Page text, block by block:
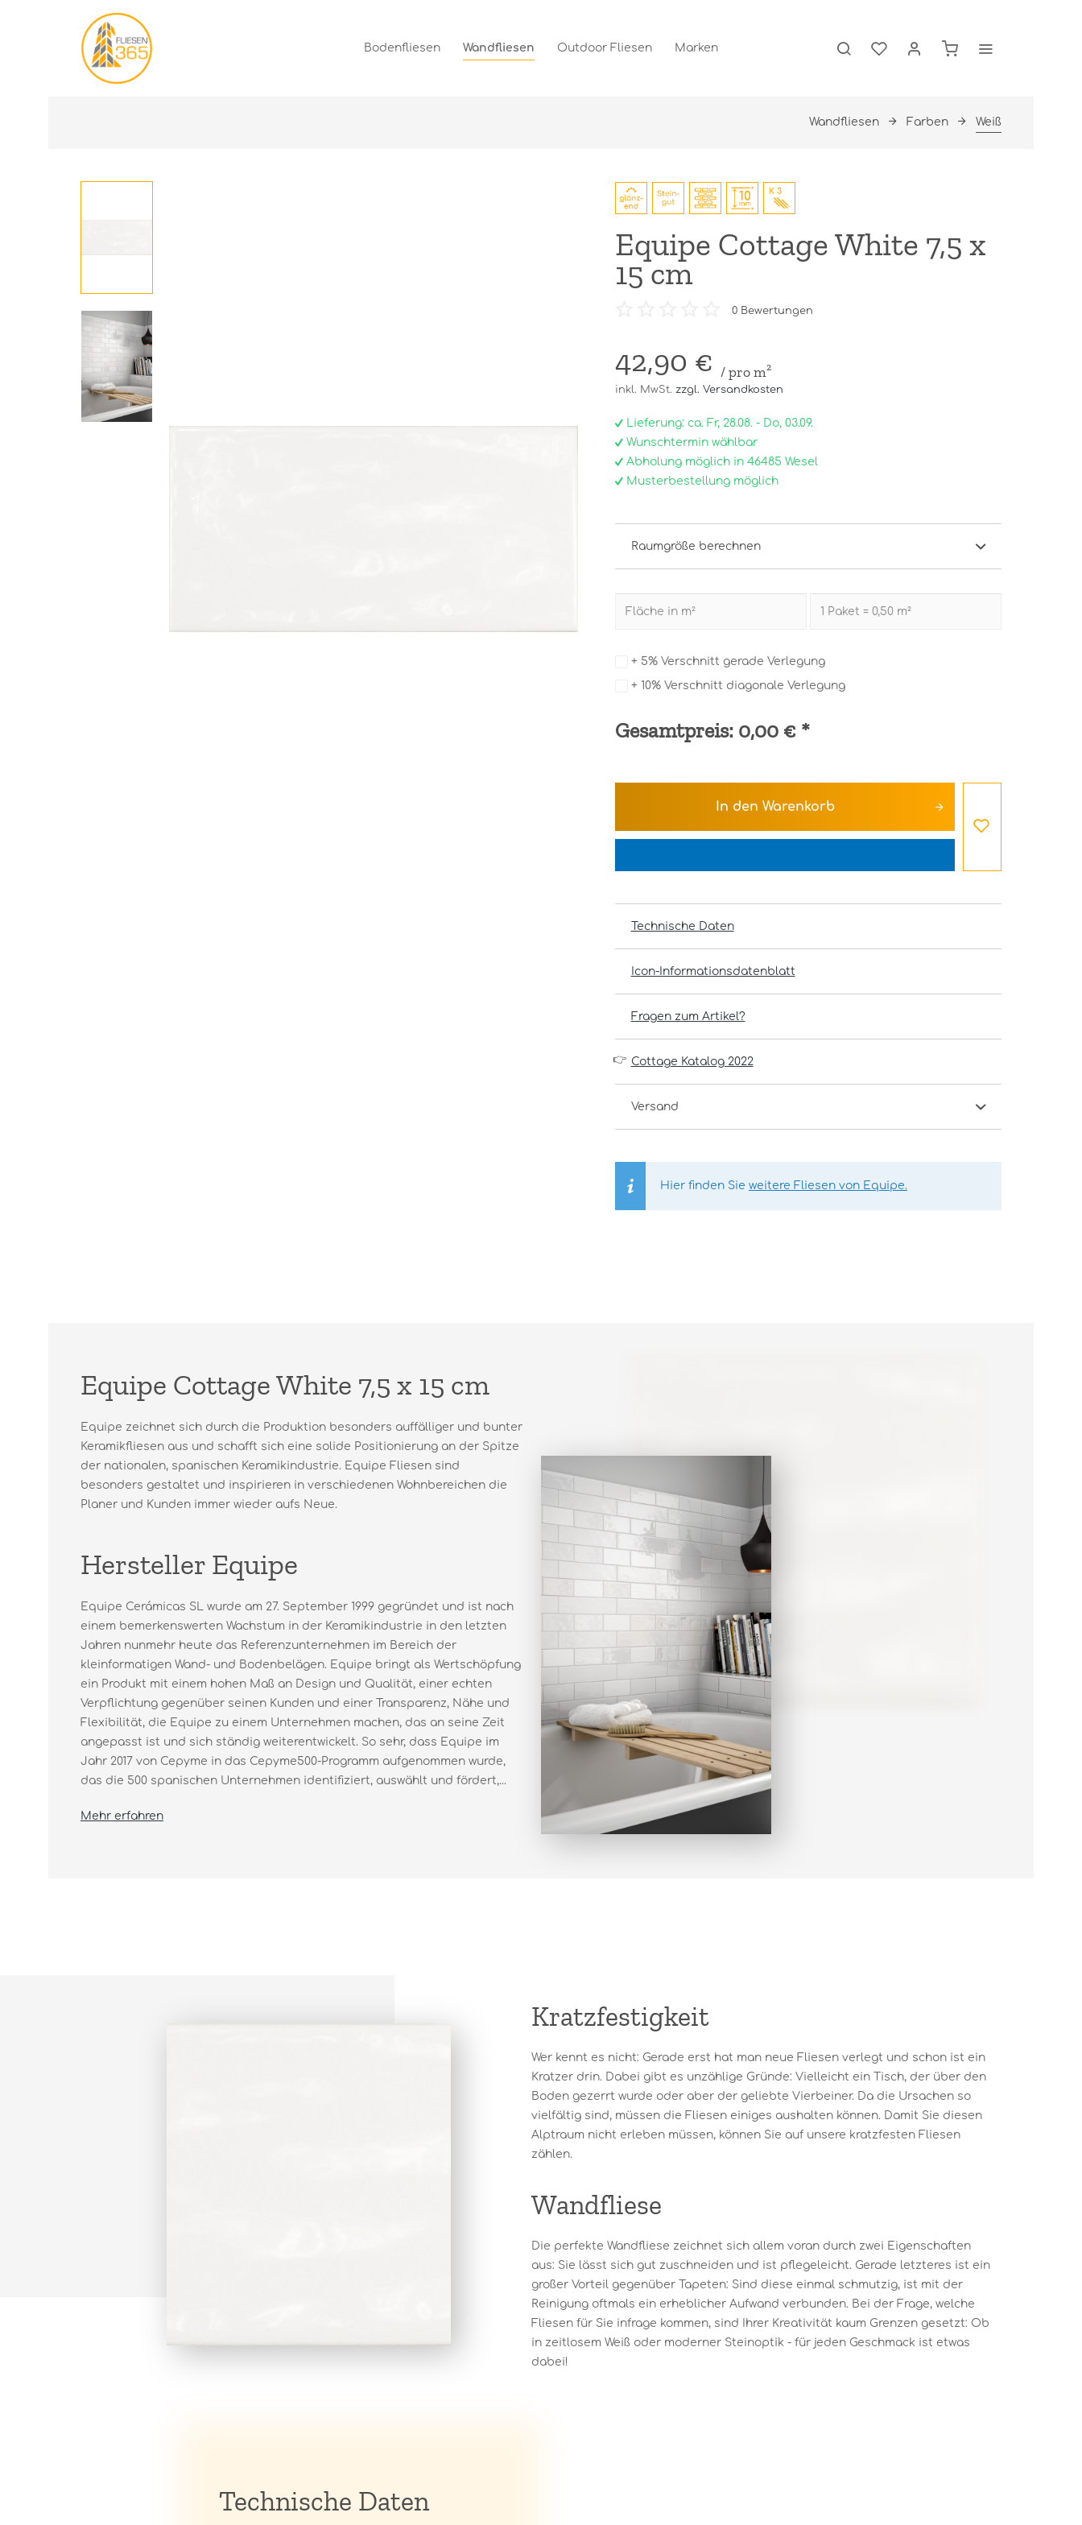
Bodenfliesen Wandfliesen Outdoor Fliesen Marken
Wandfliesen Farben Weiß
Equipe Cottage White 7,5 x
15 cm
0Bewertungen
42,90 € / pro m²
inkl. MwSt. zzgl. Versandkosten
Lieferung: ca. Fr, 28.08. - Do, 03.09.
Wunschtermin wählbar
Abholung möglich in 46485 Wesel
Musterbestellung möglich
Raumgröße berechnen
+ 5% Verschnitt gerade Verlegung
+ 10% Verschnitt diagonale Verlegung
Gesamtpreis: 0,00 € *
In den Warenkorb
Technische Daten
Icon-Informationsdatenblatt
Fragen zum Artikel?
👉 Cottage Katalog 2022
Versand
Hier finden Sie weitere Fliesen von Equipe.
Equipe Cottage White 7,5 x 15 cm
Equipe zeichnet sich durch die Produktion besonders auffälliger und bunter
Keramikfliesen aus und schafft sich eine solide Positionierung an der Spitze
der nationalen, spanischen Keramikindustrie. Equipe Fliesen sind
besonders gestaltet und inspirieren in verschiedenen Wohnbereichen die
Planer und Kunden immer wieder aufs Neue.
Hersteller Equipe
Equipe Cerámicas SL wurde am 27. September 1999 gegründet und ist nach
einem bemerkenswerten Wachstum in der Keramikindustrie in den letzten
Jahren nunmehr heute das Referenzunternehmen im Bereich der
kleinformatigen Wand- und Bodenbelägen. Equipe bringt als Wertschöpfung
ein Produkt mit einem hohen Maß an Design und Qualität, einer echten
Verpflichtung gegenüber seinen Kunden und einer Transparenz, Nähe und
Flexibilität, die Equipe zu einem Unternehmen machen, das an seine Zeit
angepasst ist und sich ständig weiterentwickelt. So sehr, dass Equipe im
Jahr 2017 von Cepyme in das Cepyme500-Programm aufgenommen wurde,
das die 500 spanischen Unternehmen identifiziert, auswählt und fördert,...
Mehr erfahren
Kratzfestigkeit
Wer kennt es nicht: Gerade erst hat man neue Fliesen verlegt und schon ist ein
Kratzer drin. Dabei gibt es unzählige Gründe: Vielleicht ein Tisch, der über den
Boden gezerrt wurde oder aber der geliebte Vierbeiner. Da die Ursachen so
vielfältig sind, müssen die Fliesen einiges aushalten können. Damit Sie diesen
Alptraum nicht erleben müssen, können Sie auf unsere kratzfesten Fliesen
zählen.
Wandfliese
Die perfekte Wandfliese zeichnet sich allem voran durch zwei Eigenschaften
aus: Sie lässt sich gut zuschneiden und ist pflegeleicht. Gerade letzteres ist ein
großer Vorteil gegenüber Tapeten: Sind diese einmal schmutzig, ist mit der
Reinigung oftmals ein erheblicher Aufwand verbunden. Bei der Frage, welche
Fliesen für Sie infrage kommen, sind Ihrer Kreativität kaum Grenzen gesetzt: Ob
in zeitlosem Weiß oder moderner Steinoptik - für jeden Geschmack ist etwas
dabei!
Technische Daten